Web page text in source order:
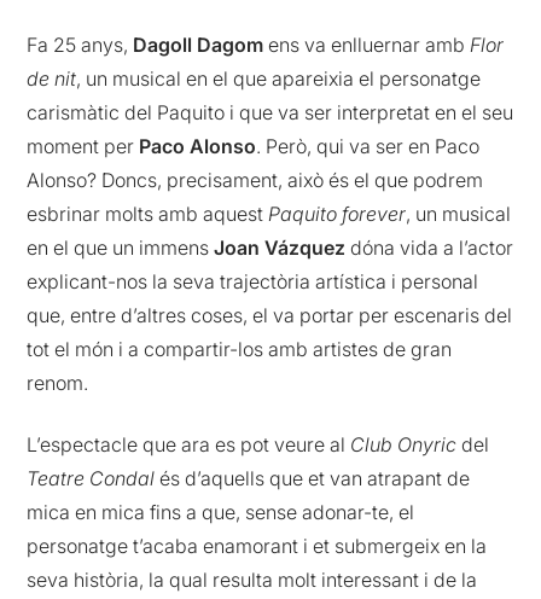
Fa 25 anys, Dagoll Dagom ens va enlluernar ambFlor
de nit, un musical en el que apareixia el personatge
carismàtic del Paquito i que va ser interpretat en el seu
moment per Paco Alonso. Però, qui va ser en Paco
Alonso? Doncs, precisament, això és el que podrem
esbrinar molts amb aquestPaquito forever, un musical
en el que un immensJoan Vázquez dóna vida a l’actor
explicant-nos la seva trajectòria artística i personal
que, entre d’altres coses, el va portar per escenaris del
tot el món i a compartir-los amb artistes de gran
renom.
L’espectacle que ara es pot veure al Club Onyric del
Teatre Condal és d’aquells que et van atrapant de
mica en mica fins a que, sense adonar-te, el
personatge t’acaba enamorant i et submergeix en la
seva història, la qual resulta molt interessant i de la